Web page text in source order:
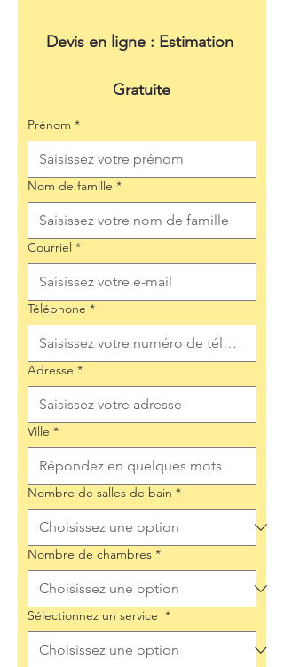
Devis en ligne : Estimation
Gratuite
Prénom *
Nom de famille *
Courriel *
Téléphone *
Adresse *
Ville *
Nombre de salles de bain *
Nombre de chambres *
Sélectionnez un service *